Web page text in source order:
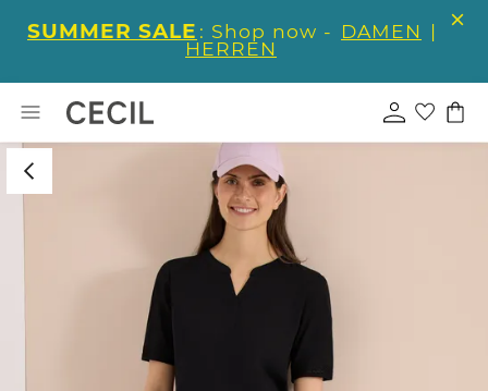
SUMMER SALE : Shop now - DAMEN |
HERREN